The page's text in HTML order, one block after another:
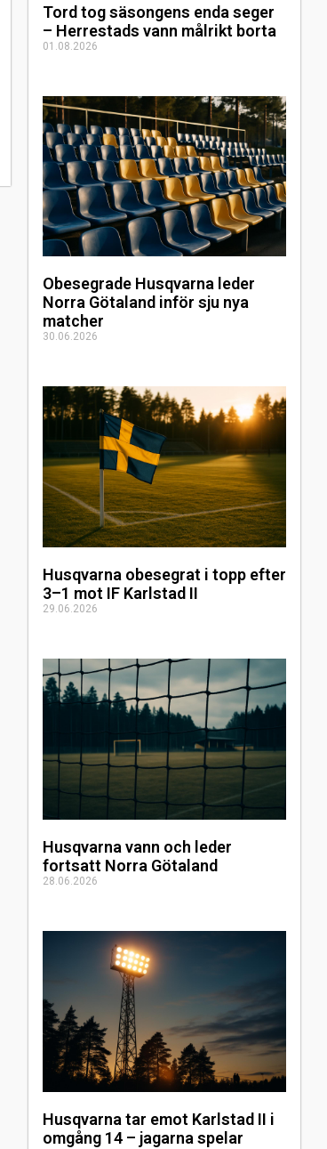
Tord tog säsongens enda seger
– Herrestads vann målrikt borta
01.08.2026
Obesegrade Husqvarna leder
Norra Götaland inför sju nya
matcher
30.06.2026
Husqvarna obesegrat i topp efter
3–1 mot IF Karlstad II
29.06.2026
Husqvarna vann och leder
fortsatt Norra Götaland
28.06.2026
Husqvarna tar emot Karlstad II i
omgång 14 – jagarna spelar